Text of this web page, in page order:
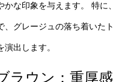
かな印象を与えます。 特に
、グレージュの落ち着いた
出します。
ラウン：重厚